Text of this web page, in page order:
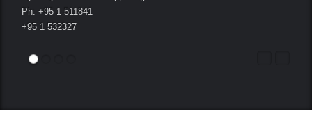
Ph: +95 1 511841
+95 1 532327